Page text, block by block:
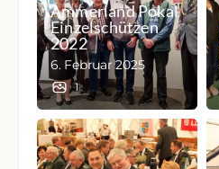
Ammerland Pokal
Einzelschützen
2022
6. Februar 2025
1